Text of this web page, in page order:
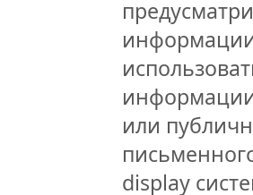
или
display